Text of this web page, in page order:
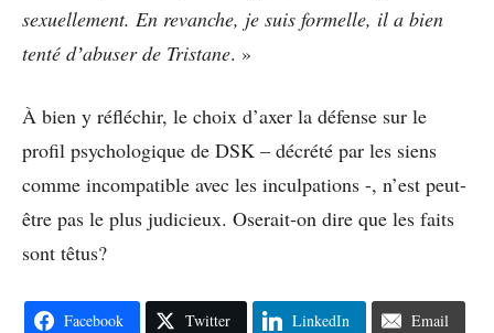
sexuellement. En revanche, je suis formelle, il a bien
tenté dʼabuser de Tristane. »
À bien y réfléchir, le choix d’axer la défense sur le
profil psychologique de DSK – décrété par les siens
comme incompatible avec les inculpations -, n’est peut-
être pas le plus judicieux. Oserait-on dire que les faits
sont têtus?
Facebook Twitter LinkedIn Email